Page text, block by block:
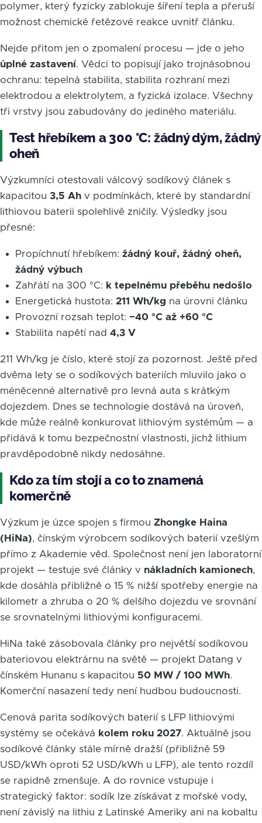
polymer, který fyzicky zablokuje šíření tepla a přeruší
možnost chemické řetězové reakce uvnitř článku.
Nejde přitom jen o zpomalení procesu — jde o jeho
úplné zastavení. Vědci to popisují jako trojnásobnou
ochranu: tepelná stabilita, stabilita rozhraní mezi
elektrodou a elektrolytem, a fyzická izolace. Všechny
tři vrstvy jsou zabudovány do jediného materiálu.
Test hřebíkem a 300 °C: žádný dým, žádný
oheň
Výzkumníci otestovali válcový sodíkový článek s
kapacitou 3,5 Ah v podmínkách, které by standardní
lithiovou baterii spolehlivě zničily. Výsledky jsou
přesné:
Propíchnutí hřebíkem: žádný kouř, žádný oheň,
žádný výbuch
Zahřátí na 300 °C: k tepelnému přeběhu nedošlo
Energetická hustota: 211 Wh/kg na úrovni článku
Provozní rozsah teplot: −40 °C až +60 °C
Stabilita napětí nad 4,3 V
211 Wh/kg je číslo, které stojí za pozornost. Ještě před
dvěma lety se o sodíkových bateriích mluvilo jako o
méněcenné alternativě pro levná auta s krátkým
dojezdem. Dnes se technologie dostává na úroveň,
kde může reálně konkurovat lithiovým systémům — a
přidává k tomu bezpečnostní vlastnosti, jichž lithium
pravděpodobně nikdy nedosáhne.
Kdo za tím stojí a co to znamená
komerčně
Výzkum je úzce spojen s firmou Zhongke Haina
(HiNa), čínským výrobcem sodíkových baterií vzešlým
přímo z Akademie věd. Společnost není jen laboratorní
projekt — testuje své články v nákladních kamionech,
kde dosáhla přibližně o 15 % nižší spotřeby energie na
kilometr a zhruba o 20 % delšího dojezdu ve srovnání
se srovnatelnými lithiovými konfiguracemi.
HiNa také zásobovala články pro největší sodíkovou
bateriovou elektrárnu na světě — projekt Datang v
čínském Hunanu s kapacitou 50 MW / 100 MWh.
Komerční nasazení tedy není hudbou budoucnosti.
Cenová parita sodíkových baterií s LFP lithiovými
systémy se očekává kolem roku 2027. Aktuálně jsou
sodíkové články stále mírně dražší (přibližně 59
USD/kWh oproti 52 USD/kWh u LFP), ale tento rozdíl
se rapidně zmenšuje. A do rovnice vstupuje i
strategický faktor: sodík lze získávat z mořské vody,
není závislý na lithiu z Latinské Ameriky ani na kobaltu